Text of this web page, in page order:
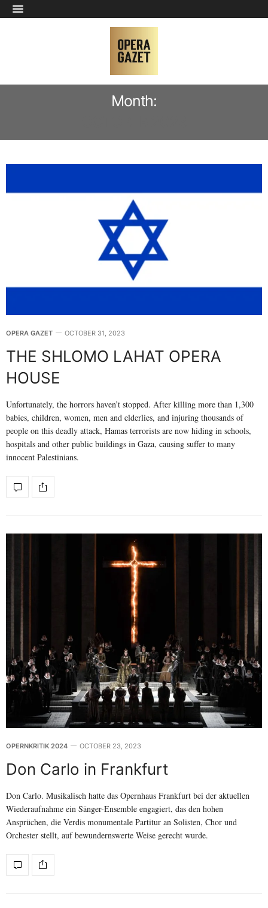
Month:
OPERA GAZET OCTOBER 31, 2023
THE SHLOMO LAHAT OPERA
HOUSE
Unfortunately, the horrors haven’t stopped. After killing more than 1,300
babies, children, women, men and elderlies, and injuring thousands of
people on this deadly attack, Hamas terrorists are now hiding in schools,
hospitals and other public buildings in Gaza, causing suffer to many
innocent Palestinians.
OPERNKRITIK 2024 OCTOBER 23, 2023
Don Carlo in Frankfurt
Don Carlo. Musikalisch hatte das Opernhaus Frankfurt bei der aktuellen
Wiederaufnahme ein Sänger-Ensemble engagiert, das den hohen
Ansprüchen, die Verdis monumentale Partitur an Solisten, Chor und
Orchester stellt, auf bewundernswerte Weise gerecht wurde.